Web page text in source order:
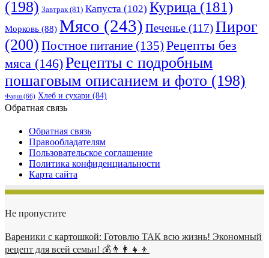
(198) Завтрак(81) Капуста (102) Курица (181)
Морковь (88) Мясо (243) Печенье (117)Пирог
(200) Постное питание (135) Рецепты без
мяса (146)Рецепты с подробным
пошаговым описанием и фото (198)
Фарш(66) Хлеб и сухари (84)
Обратная связь
Обратная связь
Правообладателям
Пользовательское соглашение
Политика конфиденциальности
Карта сайта
Не пропустите
Вареники с картошкой: Готовлю ТАК всю жизнь! Экономный
рецепт для всей семьи! 💰👨👩👧👦